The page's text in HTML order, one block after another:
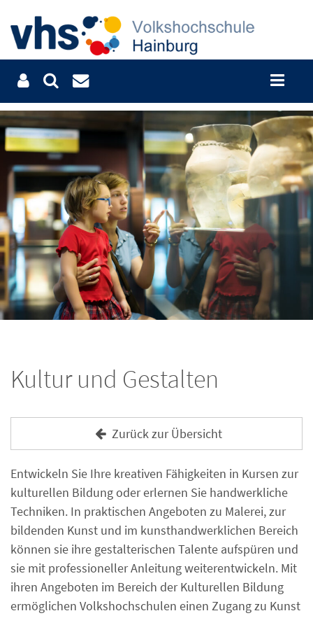
Kultur und Gestalten
Zurück zur Übersicht
Entwickeln Sie Ihre kreativen Fähigkeiten in Kursen zur
kulturellen Bildung oder erlernen Sie handwerkliche
Techniken. In praktischen Angeboten zu Malerei, zur
bildenden Kunst und im kunsthandwerklichen Bereich
können sie ihre gestalterischen Talente aufspüren und
sie mit professioneller Anleitung weiterentwickeln. Mit
ihren Angeboten im Bereich der Kulturellen Bildung
ermöglichen Volkshochschulen einen Zugang zu Kunst